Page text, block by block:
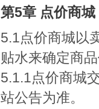
第5章 点价商城
5.1点价商城以
贴水来确定商
5.1.1点价商城
站公告为准。